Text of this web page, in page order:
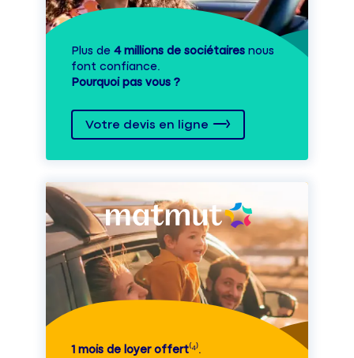
Plus de 4 millions de sociétaires nous
font confiance.
Pourquoi pas vous ?
Votre devis en ligne
1 mois de loyer offert⁽⁴⁾.